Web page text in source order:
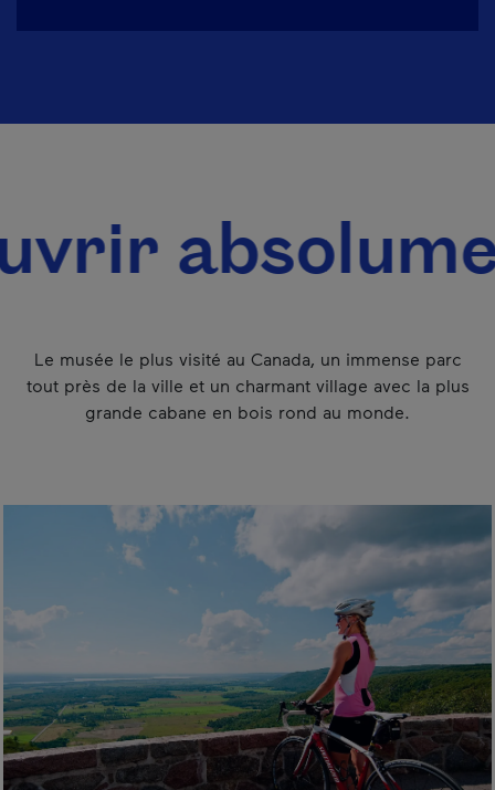
À
Le musée le plus visité au Canada, un immense parc
tout près de la ville et un charmant village avec la plus
grande cabane en bois rond au monde.